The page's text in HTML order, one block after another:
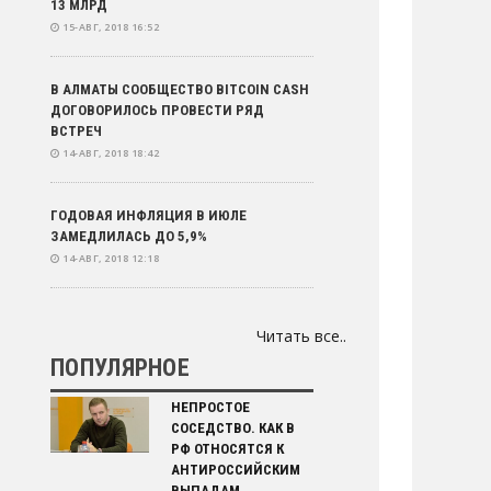
13 МЛРД
15-АВГ, 2018 16:52
В АЛМАТЫ СООБЩЕСТВО BITCOIN CASH
ДОГОВОРИЛОСЬ ПРОВЕСТИ РЯД
ВСТРЕЧ
14-АВГ, 2018 18:42
ГОДОВАЯ ИНФЛЯЦИЯ В ИЮЛЕ
ЗАМЕДЛИЛАСЬ ДО 5,9%
14-АВГ, 2018 12:18
ПЕНСИОННЫЕ ВЫПЛАТЫ СОКРАТИЛИСЬ
ГОД-К-ГОДУ НА 17%
14-АВГ, 2018 09:45
Читать все..
ПОПУЛЯРНОЕ
НЕПРОСТОЕ
СОСЕДСТВО. КАК В
РФ ОТНОСЯТСЯ К
АНТИРОССИЙСКИМ